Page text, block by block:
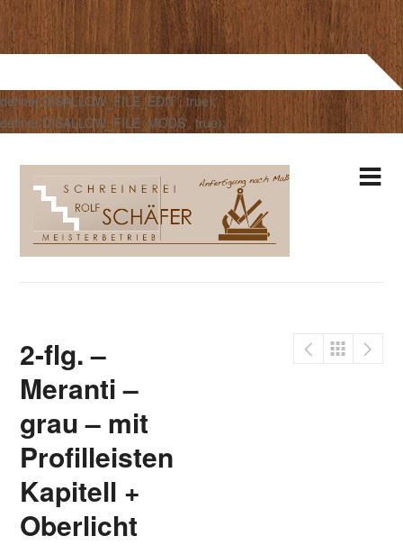
define('DISALLOW_FILE_EDIT', true);
define('DISALLOW_FILE_MODS', true);
2-flg. –
Meranti –
grau – mit
Profilleisten
Kapitell +
Oberlicht